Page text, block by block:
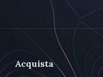
Acquista